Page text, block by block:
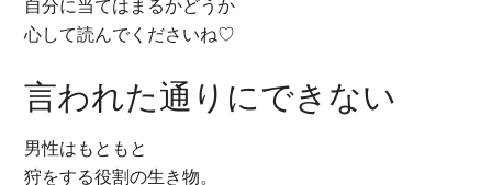
自分に当てはまるかどうか
心して読んでくださいね♡
言われた通りにできない
男性はもともと
狩をする役割の生き物。